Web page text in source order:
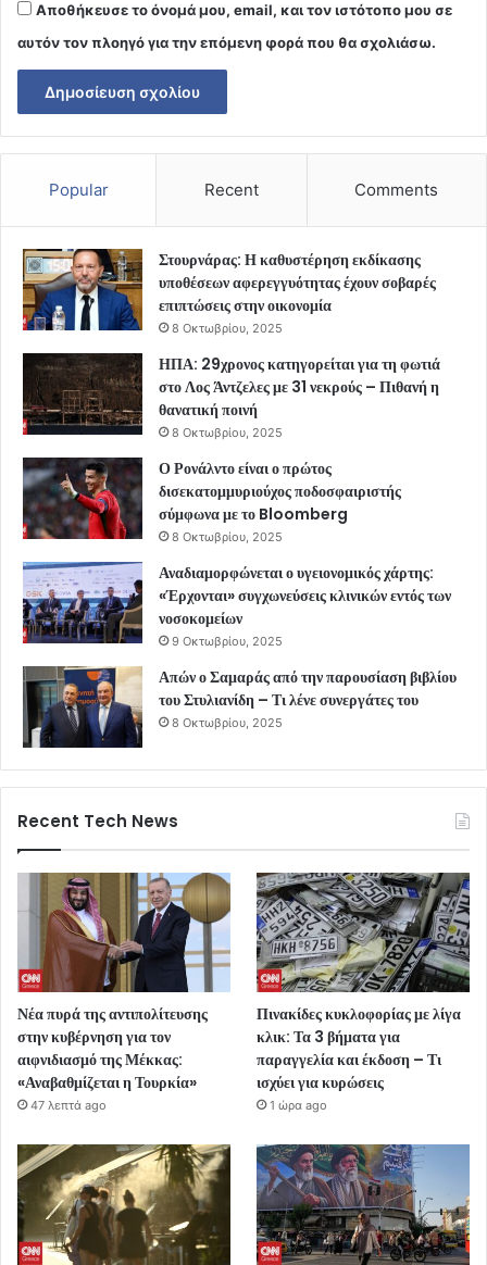
Αποθήκευσε το όνομά μου, email, και τον ιστότοπο μου σε
αυτόν τον πλοηγό για την επόμενη φορά που θα σχολιάσω.
Popular Recent Comments
Στουρνάρας: Η καθυστέρηση εκδίκασης
υποθέσεων αφερεγγυότητας έχουν σοβαρές
επιπτώσεις στην οικονομία
8 Οκτωβρίου, 2025
ΗΠΑ: 29χρονος κατηγορείται για τη φωτιά
στο Λος Άντζελες με 31 νεκρούς – Πιθανή η
θανατική ποινή
8 Οκτωβρίου, 2025
Ο Ρονάλντο είναι ο πρώτος
δισεκατομμυριούχος ποδοσφαιριστής
σύμφωνα με το Bloomberg
8 Οκτωβρίου, 2025
Αναδιαμορφώνεται ο υγειονομικός χάρτης:
«Έρχονται» συγχωνεύσεις κλινικών εντός των
νοσοκομείων
9 Οκτωβρίου, 2025
Απών ο Σαμαράς από την παρουσίαση βιβλίου
του Στυλιανίδη – Τι λένε συνεργάτες του
8 Οκτωβρίου, 2025
Recent Tech News
Νέα πυρά της αντιπολίτευσης
στην κυβέρνηση για τον
αιφνιδιασμό της Μέκκας:
«Αναβαθμίζεται η Τουρκία»
47 λεπτά ago
Πινακίδες κυκλοφορίας με λίγα
κλικ: Τα 3 βήματα για
παραγγελία και έκδοση – Τι
ισχύει για κυρώσεις
1 ώρα ago